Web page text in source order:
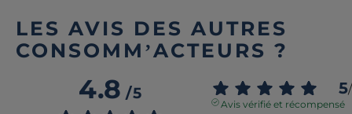
LES AVIS DES AUTRES
CONSOMM’ACTEURS ?
4.8/5 5/
Avis vérifié et récompensé